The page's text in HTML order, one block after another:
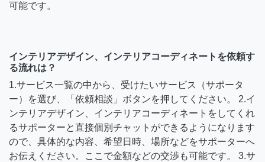
可能です。
インテリアデザイン、インテリアコーディネートを依頼す
る流れは？
1.サービス一覧の中から、受けたいサービス（サポータ
ー）を選び、「依頼相談」ボタンを押してください。 2.イ
ンテリアデザイン、インテリアコーディネートをしてくれ
るサポーターと直接個別チャットができるようになります
ので、具体的な内容、希望日時、場所などをサポーターへ
お伝えください。ここで金額などの交渉も可能です。 3.サ